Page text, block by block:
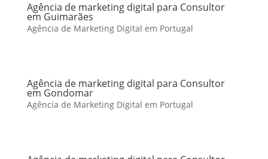
Agência de marketing digital para Consultor
em Guimarães
Agência de Marketing Digital em Portugal
Agência de marketing digital para Consultor
em Gondomar
Agência de Marketing Digital em Portugal